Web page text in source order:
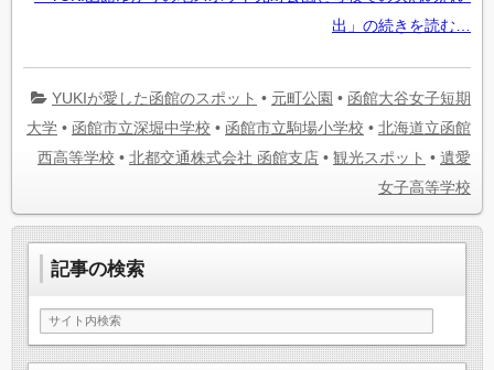
出」の続きを読む…
YUKIが愛した函館のスポット • 元町公園 • 函館大谷女子短期
大学 • 函館市立深堀中学校 • 函館市立駒場小学校 • 北海道立函館
西高等学校 • 北都交通株式会社 函館支店 • 観光スポット • 遺愛
女子高等学校
記事の検索